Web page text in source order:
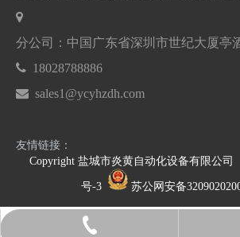

分公司：中国广东省深圳市世纪大厦亭
 18028788886
 sales1@ycyhzdh.com
友情链接：
Copyright 盐城市炎黄自动化设备有限公司
号-3 苏公网安备